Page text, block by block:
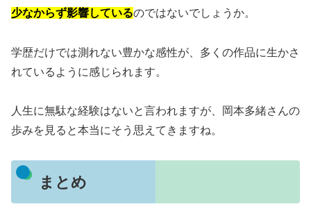
少なからず影響しているのではないでしょうか。
学歴だけでは測れない豊かな感性が、多くの作品に生かさ
れているように感じられます。
人生に無駄な経験はないと言われますが、岡本多緒さんの
歩みを見ると本当にそう思えてきますね。
まとめ